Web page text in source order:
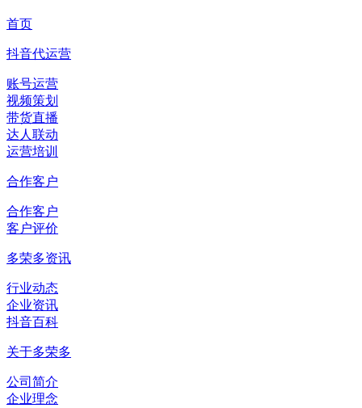
首页
抖音代运营
账号运营
视频策划
带货直播
达人联动
运营培训
合作客户
合作客户
客户评价
多荣多资讯
行业动态
企业资讯
抖音百科
关于多荣多
公司简介
企业理念